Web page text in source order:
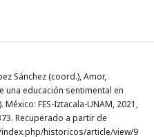
Sánchez (coord.), Amor,
una educación sentimental en
FES-Iztacala-UNAM, 2021,
Recuperado a partir de
historicos/article/view/9